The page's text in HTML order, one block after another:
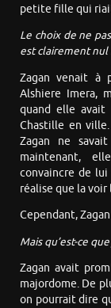
petite fille qui
Le choix de ne
est clairement nul
Zagan venait à
Alshiere Imera,
quand elle avait
Chastille en
Zagan ne
maintenant,
convaincre de lui
réalise que la
Cependant,
Mais qu’est-ce
Zagan avait
majordome. De
on pourrait dire